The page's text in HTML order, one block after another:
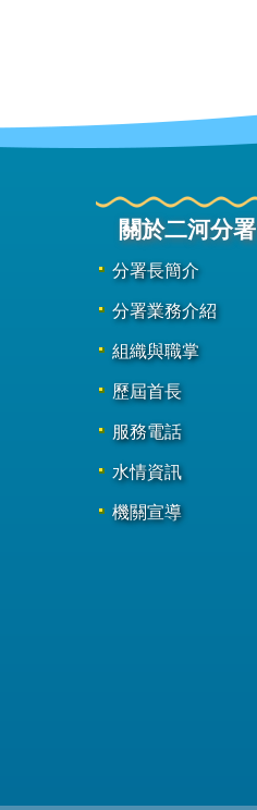
關於二河分署
分署長簡介
分署業務介紹
組織與職掌
歷屆首長
服務電話
水情資訊
機關宣導